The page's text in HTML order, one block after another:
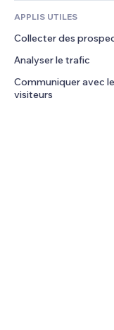
APPLIS UTILES
Collecter des
Analyser le trafic
Communiquer avec
visiteurs